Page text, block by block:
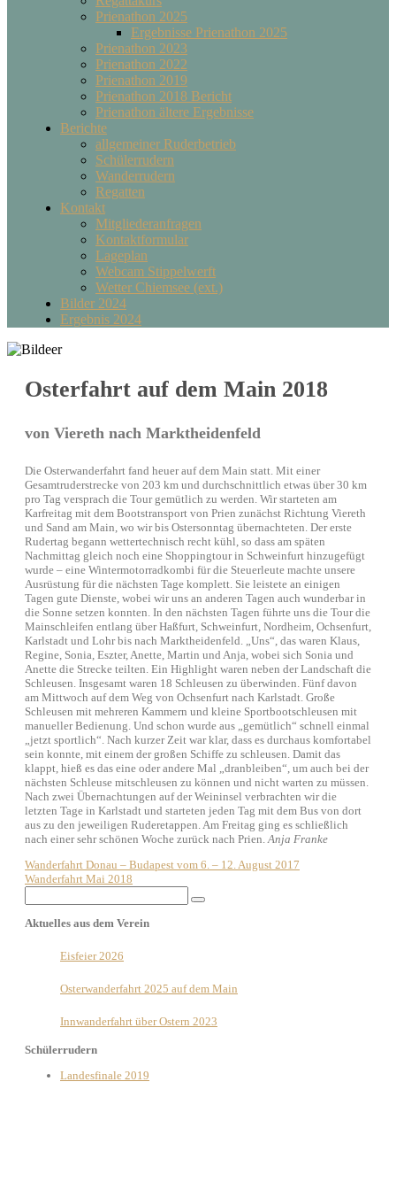
Prienathon 2025
Ergebnisse Prienathon 2025
Prienathon 2023
Prienathon 2022
Prienathon 2019
Prienathon 2018 Bericht
Prienathon ältere Ergebnisse
Berichte
allgemeiner Ruderbetrieb
Schülerrudern
Wanderrudern
Regatten
Kontakt
Mitgliederanfragen
Kontaktformular
Lageplan
Webcam Stippelwerft
Wetter Chiemsee (ext.)
Bilder 2024
Ergebnis 2024
Osterfahrt auf dem Main 2018
von Viereth nach Marktheidenfeld
Die Osterwanderfahrt fand heuer auf dem Main statt. Mit einer
Gesamtruderstrecke von 203 km und durchschnittlich etwas über 30 km
pro Tag versprach die Tour gemütlich zu werden. Wir starteten am
Karfreitag mit dem Bootstransport von Prien zunächst Richtung Viereth
und Sand am Main, wo wir bis Ostersonntag übernachteten. Der erste
Rudertag begann wettertechnisch recht kühl, so dass am späten
Nachmittag gleich noch eine Shoppingtour in Schweinfurt hinzugefügt
wurde – eine Wintermotorradkombi für die Steuerleute machte unsere
Ausrüstung für die nächsten Tage komplett. Sie leistete an einigen
Tagen gute Dienste, wobei wir uns an anderen Tagen auch wunderbar in
die Sonne setzen konnten. In den nächsten Tagen führte uns die Tour die
Mainschleifen entlang über Haßfurt, Schweinfurt, Nordheim, Ochsenfurt,
Karlstadt und Lohr bis nach Marktheidenfeld. „Uns“, das waren Klaus,
Regine, Sonia, Eszter, Anette, Martin und Anja, wobei sich Sonia und
Anette die Strecke teilten. Ein Highlight waren neben der Landschaft die
Schleusen. Insgesamt waren 18 Schleusen zu überwinden. Fünf davon
am Mittwoch auf dem Weg von Ochsenfurt nach Karlstadt. Große
Schleusen mit mehreren Kammern und kleine Sportbootschleusen mit
manueller Bedienung. Und schon wurde aus „gemütlich“ schnell einmal
„jetzt sportlich“. Nach kurzer Zeit war klar, dass es durchaus komfortabel
sein konnte, mit einem der großen Schiffe zu schleusen. Damit das
klappt, hieß es das eine oder andere Mal „dranbleiben“, um auch bei der
nächsten Schleuse mitschleusen zu können und nicht warten zu müssen.
Nach zwei Übernachtungen auf der Weininsel verbrachten wir die
letzten Tage in Karlstadt und starteten jeden Tag mit dem Bus von dort
aus zu den jeweiligen Ruderetappen. Am Freitag ging es schließlich
nach einer sehr schönen Woche zurück nach Prien.Anja Franke
Post
navigation
Wanderfahrt Donau – Budapest vom 6. – 12. August 2017
Wanderfahrt Mai 2018
for:
Aktuelles aus dem Verein
Eisfeier 2026
Osterwanderfahrt 2025 auf dem Main
Innwanderfahrt über Ostern 2023
Schülerrudern
Landesfinale 2019